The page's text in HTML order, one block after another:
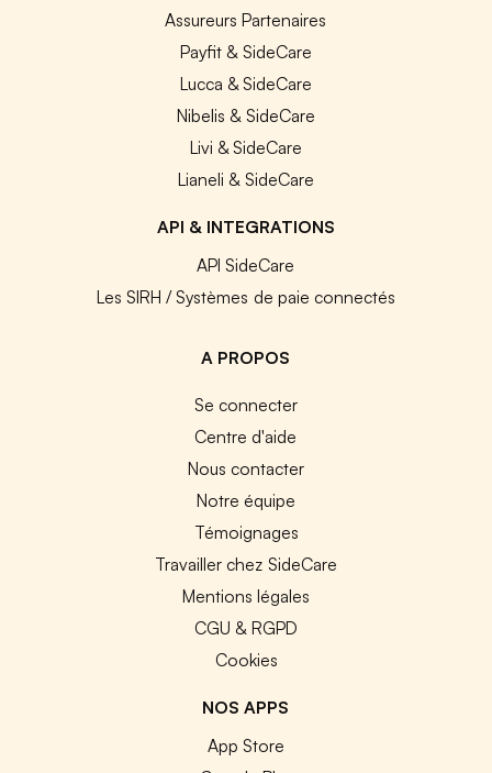
Assureurs Partenaires
Payfit & SideCare
Lucca & SideCare
Nibelis & SideCare
Livi & SideCare
Lianeli & SideCare
API & INTEGRATIONS
API SideCare
Les SIRH / Systèmes de paie connectés
A PROPOS
Se connecter
Centre d'aide
Nous contacter
Notre équipe
Témoignages
Travailler chez SideCare
Mentions légales
CGU & RGPD
Cookies
NOS APPS
App Store